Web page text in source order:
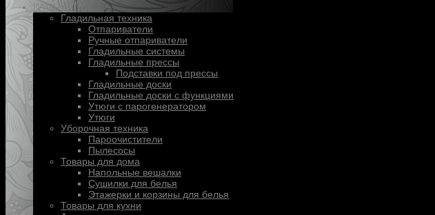
КАТАЛОГ
Гладильная техника
Отпариватели
Ручные отпариватели
Гладильные системы
Гладильные прессы
Подставки под прессы
Гладильные доски
Гладильные доски с функциями
Утюги с парогенератором
Утюги
Уборочная техника
Пароочистители
Пылесосы
Товары для дома
Напольные вешалки
Сушилки для белья
Этажерки и корзины для белья
Товары для кухни